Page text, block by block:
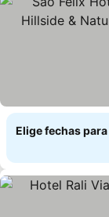
Elige fechas